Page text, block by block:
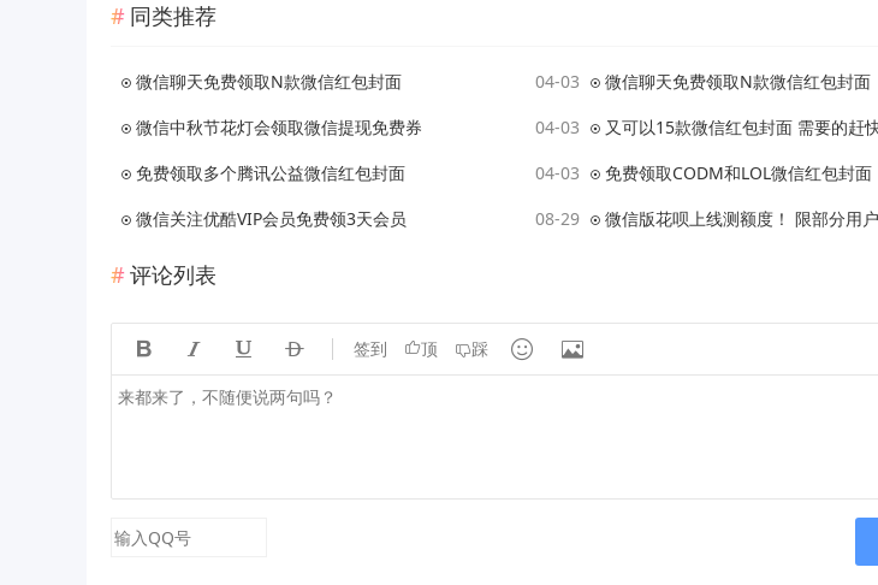
同类推荐
微信聊天免费领取N款微信红包封面 04-03 微信聊天免费领取N款微信红包封面
微信中秋节花灯会领取微信提现免费券
04-03 又可以15款微信红包封面 需要的赶
免费领取多个腾讯公益微信红包封面
04-03 免费领取CODM和LOL微信红包封面
微信关注优酷VIP会员免费领3天会员
08-29 微信版花呗上线测额度！ 限部分用户
评论列表
    签到 顶 踩  